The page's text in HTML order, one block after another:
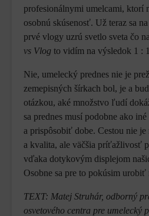
profesionálnymi umelcami, ktorí
osobnú skúsenosť. Už teraz sa
prvé vlogy uzrú svetlo sveta čo
vs Vlog to vidím na výsledok 1 :
Nie, umelecký prednes nie je
zemepisných šírkach bol, je a
otázkou, aké množstvo ľudí
sa prednes musí podobne ako
a prispôsobiť dobe. Cestou nie
a kvalita, ale väčšia príťažlivosť
vďaka dotykovým displejom
Osobne sa pre to pokúsim
TEXT: Matej Struhár, odborný
osvetového centra pre umelecký